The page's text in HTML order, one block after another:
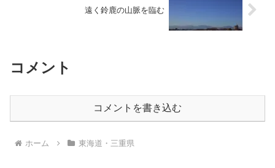
遠く鈴鹿の山脈を臨む
コメント
コメントを書き込む
ホーム 東海道・三重県